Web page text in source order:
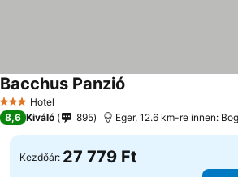
3 Kategória
Hotel
Bacchus Panzió
8,6 Kiváló 895 Eger, 12.6 km-re innen:
Kezdőár: 27 779 Ft